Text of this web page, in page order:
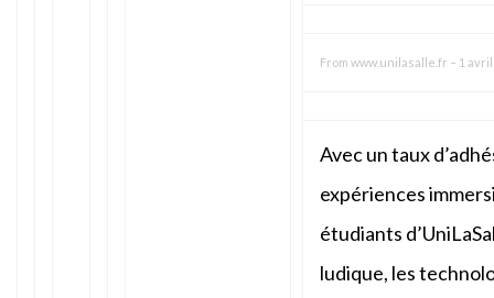
From www.unilasalle.fr – 1
Avec un taux
expériences
étudiants
ludique, les